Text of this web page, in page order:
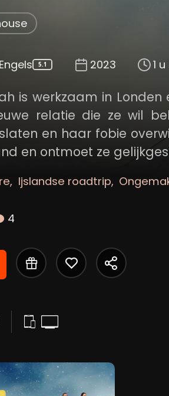
Engels 5.1 2023 1
is werkzaam in
relatie die ze wil
en haar fobie
en ontmoet ze
Ijslandse roadtrip
4